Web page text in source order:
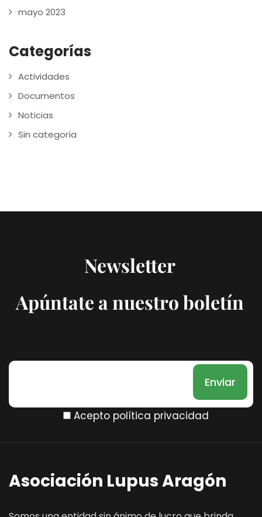
mayo 2023
Categorías
Actividades
Documentos
Noticias
Sin categoría
Newsletter
Apúntate a nuestro boletín
Acepto política privacidad
Asociación Lupus Aragón